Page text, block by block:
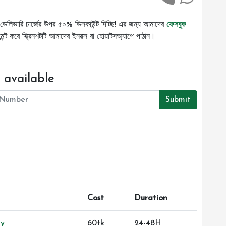
চার্জের উপর ৫০% ডিসকাউন্ট দিচ্ছি! এর জন্য আমাদের ফেসবুক
করে স্ক্রিনশটটি আমাদের ইনবক্স বা হোয়াটসঅ্যাপে পাঠান।
available
Submit
Cost Duration
60tk 24-48H